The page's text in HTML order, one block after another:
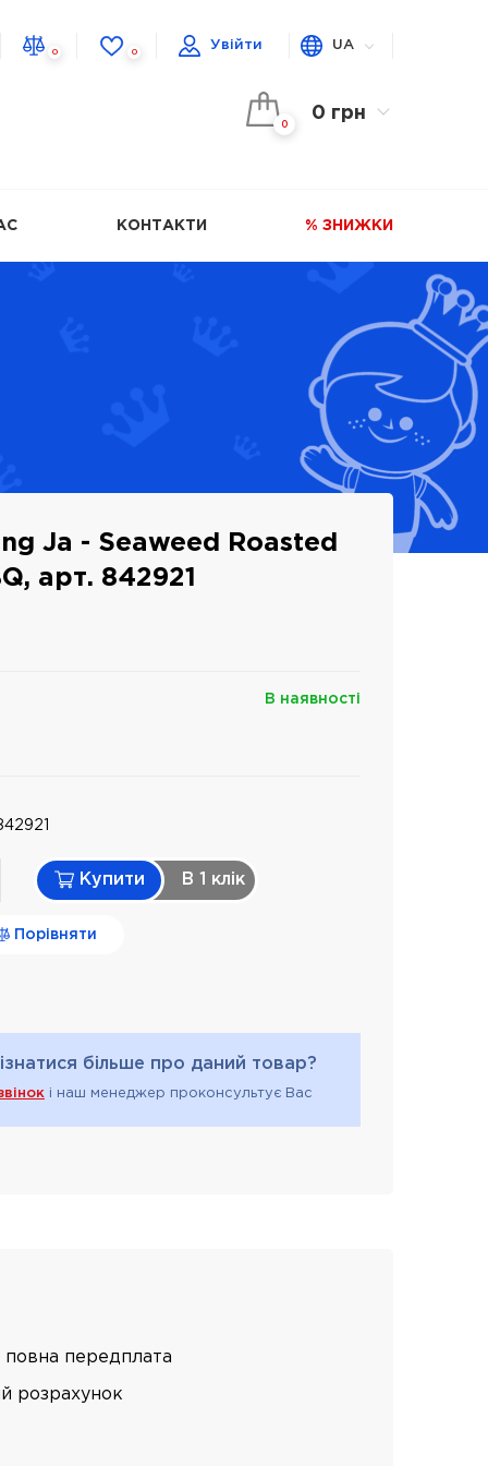
0 0
Увійти UA
0
0 грн
КОНТАКТИ % ЗНИЖКИ
Ja - Seaweed Roasted
арт. 842921
В наявності
Купити В 1 клiк
Порівняти
більше про даний товар?
і наш менеджер проконсультує Вас
передплата
розрахунок